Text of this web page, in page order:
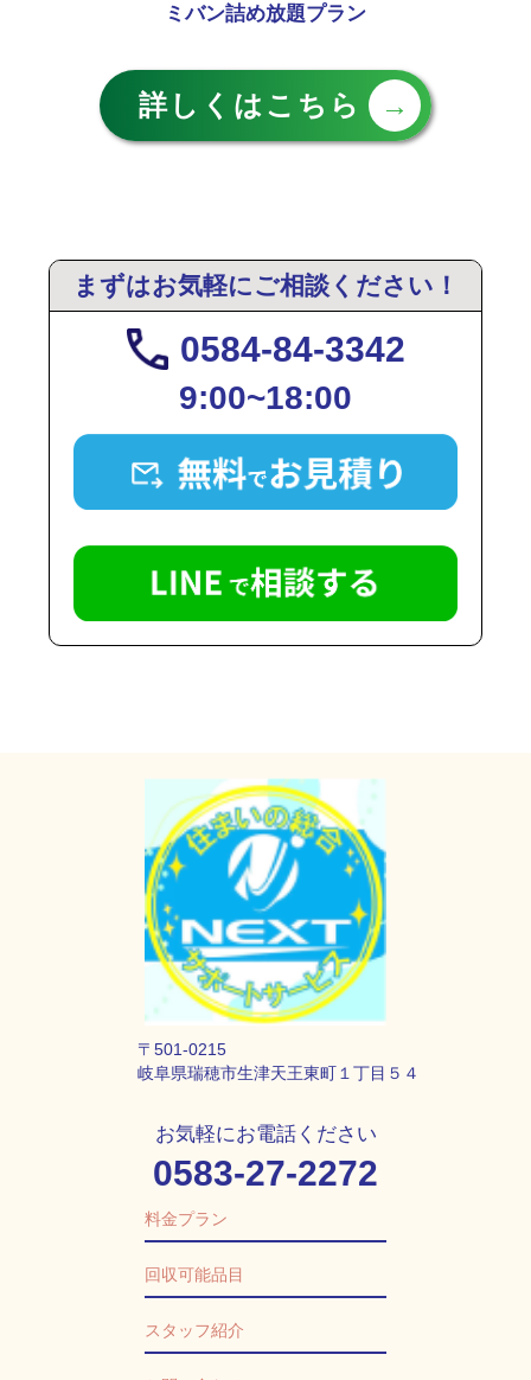
ミバン詰め放題プラン
詳しくはこちら→
まずはお気軽にご相談ください！
0584-84-3342
9:00~18:00
〒501-0215
岐阜県瑞穂市生津天王東町１丁目５４
お気軽にお電話ください
0583-27-2272
料金プラン
回収可能品目
スタッフ紹介